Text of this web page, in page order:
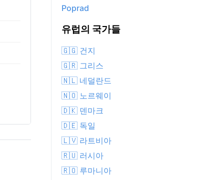
Poprad
유럽의 국가들
🇬🇬 건지
🇬🇷 그리스
🇳🇱 네덜란드
🇳🇴 노르웨이
🇩🇰 덴마크
🇩🇪 독일
🇱🇻 라트비아
🇷🇺 러시아
🇷🇴 루마니아